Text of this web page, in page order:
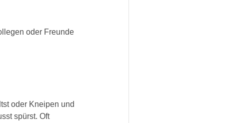
oder Freunde
oder Kneipen und
spürst. Oft